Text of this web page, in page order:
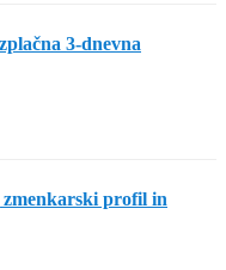
3-dnevna
profil in